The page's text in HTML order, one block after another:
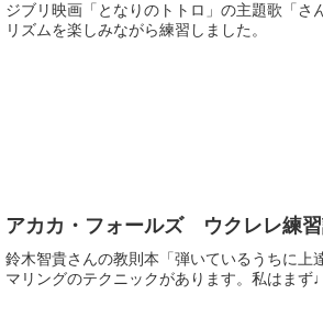
ジブリ映画「となりのトトロ」の主題歌「
リズムを楽しみながら練習しました。
アカカ・フォールズ ウクレレ練
鈴木智貴さんの教則本「弾いているうちに
マリングのテクニックがあります。私はま